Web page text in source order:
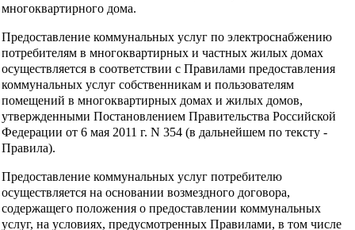
многоквартирного дома.
Предоставление коммунальных услуг по электроснабжению
потребителям в многоквартирных и частных жилых домах
осуществляется в соответствии с Правилами предоставления
коммунальных услуг собственникам и пользователям
помещений в многоквартирных домах и жилых домов,
утвержденными Постановлением Правительства Российской
Федерации от 6 мая 2011 г. N 354 (в дальнейшем по тексту -
Правила).
Предоставление коммунальных услуг потребителю
осуществляется на основании возмездного договора,
содержащего положения о предоставлении коммунальных
услуг, на условиях, предусмотренных Правилами, в том числе